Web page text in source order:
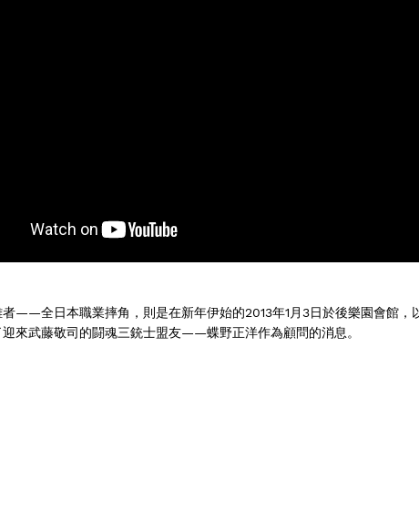
者——全日本職業摔角，則是在新年伊始的2013年1月3日於後樂園會館，
迎來武藤敬司的闘魂三銃士盟友——蝶野正洋作為顧問的消息。